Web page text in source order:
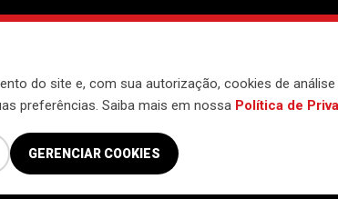
do site e, com sua autorização, cookies de
preferências. Saiba mais em nossa Política de
GERENCIAR COOKIES
pelo
Política de Privacidade